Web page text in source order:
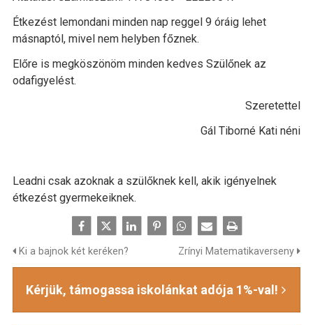
Étkezést lemondani minden nap reggel 9 óráig lehet
másnaptól, mivel nem helyben főznek.
Előre is megköszönöm minden kedves Szülőnek az
odafigyelést.
Szeretettel
Gál Tiborné Kati néni
Leadni csak azoknak a szülőknek kell, akik igényelnek
étkezést gyermekeiknek.
Ki a bajnok két keréken? Zrínyi Matematikaverseny
Kérjük, támogassa iskolánkat adója 1%-val!